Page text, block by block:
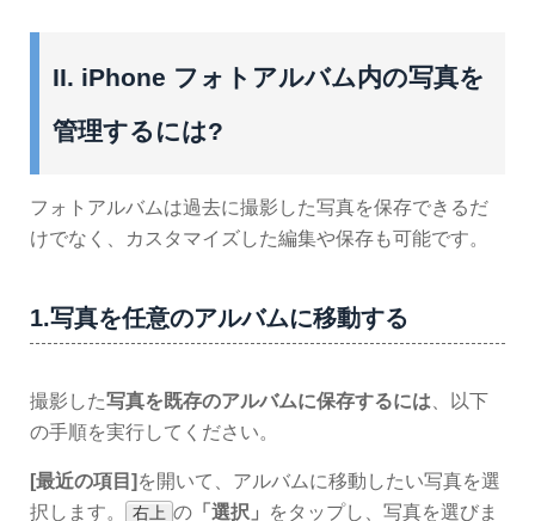
II. iPhone フォトアルバム内の写真を
管理するには?
フォトアルバムは過去に撮影した写真を保存できるだ
けでなく、カスタマイズした編集や保存も可能です。
1.写真を任意のアルバムに移動する
撮影した写真を既存のアルバムに保存するには 、以下
の手順を実行してください。
[最近の項目] を開いて、アルバムに移動したい写真を選
択します。
右上 の 「選択」
をタップし、写真を選びま